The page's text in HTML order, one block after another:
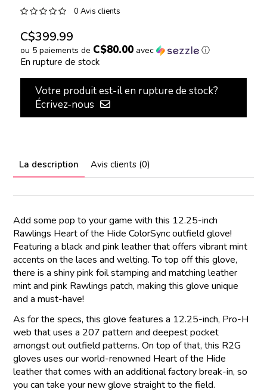
0 Avis clients
C$399.99
ou 5 paiements de C$80.00avec ⓘ
En rupture de stock
Votre produit est-il en rupture de stock?
Écrivez-nous
La description Avis clients (0)
Add some pop to your game with this 12.25-inch
Rawlings Heart of the Hide ColorSync outfield glove!
Featuring a black and pink leather that offers vibrant mint
accents on the laces and welting. To top off this glove,
there is a shiny pink foil stamping and matching leather
mint and pink Rawlings patch, making this glove unique
and a must-have!
As for the specs, this glove features a 12.25-inch, Pro-H
web that uses a 207 pattern and deepest pocket
amongst out outfield patterns. On top of that, this R2G
gloves uses our world-renowned Heart of the Hide
leather that comes with an additional factory break-in, so
you can take your new glove straight to the field.